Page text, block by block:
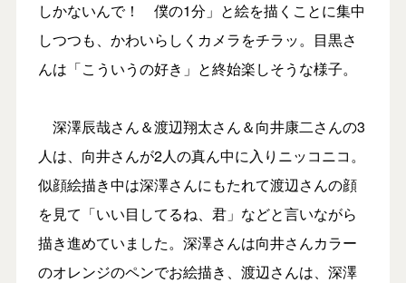
しかないんで！ 僕の1分」と絵を描くことに集中
しつつも、かわいらしくカメラをチラッ。目黒さ
んは「こういうの好き」と終始楽しそうな様子。
深澤辰哉さん＆渡辺翔太さん＆向井康二さんの3
人は、向井さんが2人の真ん中に入りニッコニコ。
似顔絵描き中は深澤さんにもたれて渡辺さんの顔
を見て「いい目してるね、君」などと言いながら
描き進めていました。深澤さんは向井さんカラー
のオレンジのペンでお絵描き、渡辺さんは、深澤